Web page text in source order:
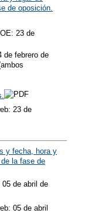
de oposición.
23 de
de febrero de
23 de
y fecha, hora y
la fase de
de abril de
05 de abril